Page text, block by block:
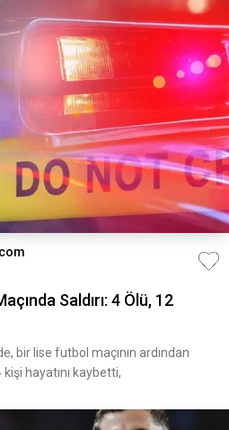
Saldırı: 4 Ölü, 12
bir lise futbol maçının ardından
kişi hayatını kaybetti,